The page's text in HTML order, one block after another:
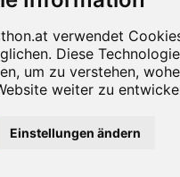
Einstellungen ändern
Neuigkeiten und Termine!